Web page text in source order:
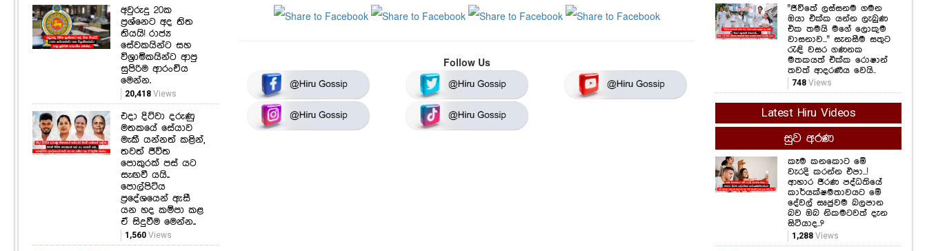
Follow Us
"ජීවිතේ ලස්සනම ගමන
ඔයා එක්ක යන්න ලැබුණ
එක තමයි මගේ ලොකුම
වාසනාව..." සැනසීම සතුට
රැඳි වසර ගණනක
මතකයත් එක්ක රොෂාන්
තවත් ආදරණීය වෙයි..
748 Views
Latest Hiru Videos
සුව අරණ
කෑම කනකොට මේ
වැරදි කරන්න එපා...!
ආහාර ජීරණ පද්ධතියේ
කාර්යක්ෂමතාවයට මේ
දේවල් සෘජුවම බලපාන
බව ඔබ නිකමටවත් දැන
සිටියාද..?
1,288 Views
අවුරුදු 20ක
ප්‍රශ්නෙට අද තිත
තියයි! රාජ්‍ය
සේවකයින්ට සහ
විශ්‍රාමිකයින්ට ආපු
සුපිරිම ආරංචිය
මෙන්න.
20,418Views
එදා දිට්වා දරුණු
මතකයේ සේයාව
මැකී යන්නත් කළින්,
තවත් ජීවිත
පොකුරක් පස් යට
සැඟවී යයි..
පොල්පිටිය
ප්‍රදේශයෙන් ඇසී
යන හද කම්පා කළ
ඒ සිදුවීම මෙන්න..
1,560Views